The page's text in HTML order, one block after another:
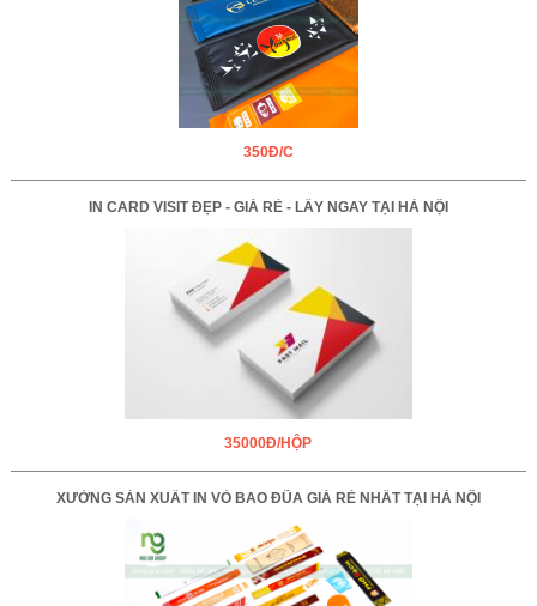
350Đ/C
IN CARD VISIT ĐẸP - GIÁ RẺ - LẤY NGAY TẠI HÀ NỘI
35000Đ/HỘP
XƯỞNG SẢN XUẤT IN VỎ BAO ĐŨA GIÁ RẺ NHẤT TẠI HÀ NỘI